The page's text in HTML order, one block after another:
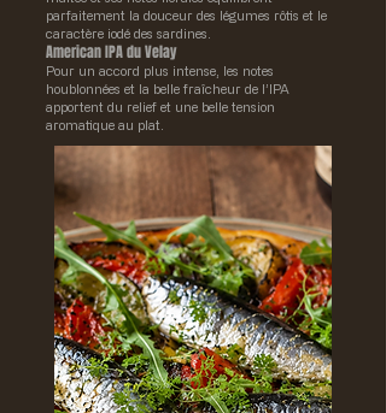
parfaitement la douceur des légumes rôtis et le
caractère iodé des sardines.
American IPA du Velay
Pour un accord plus intense, les notes
houblonnées et la belle fraîcheur de l’IPA
apportent du relief et une belle tension
aromatique au plat.